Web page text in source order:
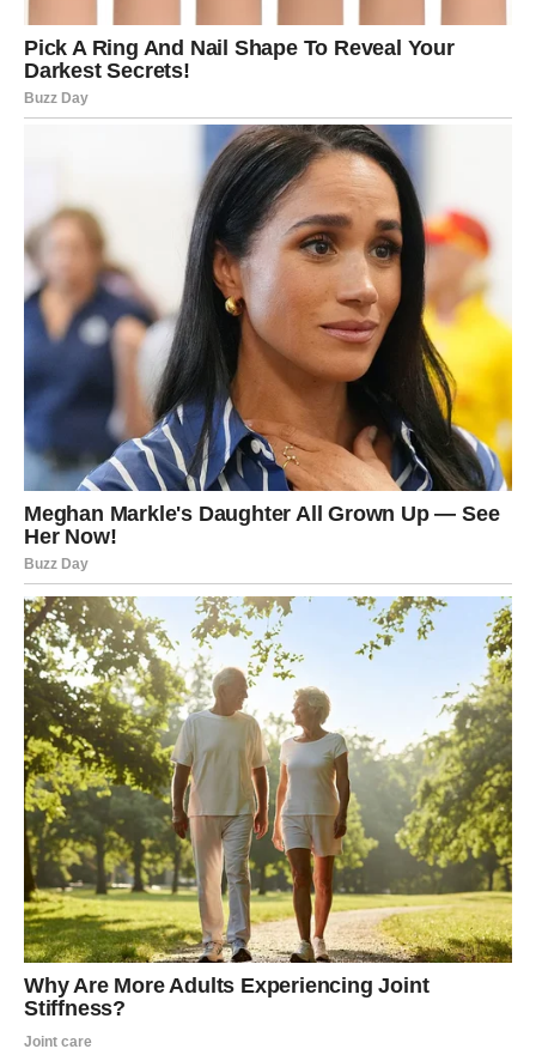
Neočekivan poziv.
Ili događaj koji će vam pokazati da niste sami kada vam je
Ponekad upravo male stvari naprave najveću razliku.
LJUBAV DONOSI VIŠE
OPTIMIZMA
Ako ste slobodni, mogli biste upoznati osobu koja vam
odmah privlači pažnju svojom energijom i iskrenošću.
Ako ste zauzeti, odnos sa partnerom ulazi u mirniju fazu.
Biće više razumijevanja, više zajedničkih planova i manje
razloga za nesporazume.
To će vam pomoći da se osjećate sigurnije i opuštenije.
NE SUMNJATE U PRILIKE KOJE
DOLAZE
Jedna od najvećih grešaka koju sada možete napraviti
jeste da mislite kako je nešto previše dobro da bi bilo
istinito.
Zvijezde vam poručuju da vjerujete sebi.
Ako osjetite da je neka prilika dobra, istražite je.